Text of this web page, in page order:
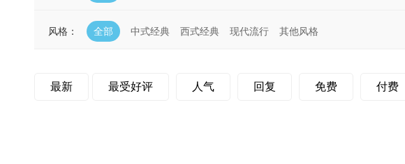
风格： 全部 中式经典 西式经典 现代流行 其他风格
最新 最受好评 人气 回复 免费 付费